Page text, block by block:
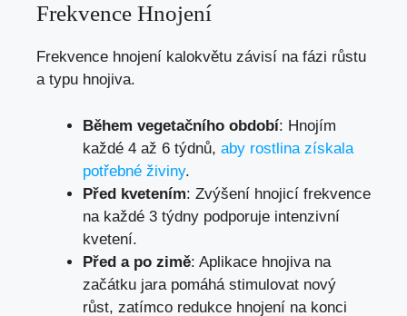
Frekvence Hnojení
Frekvence hnojení kalokvětu závisí na fázi růstu
a typu hnojiva.
Během vegetačního období: Hnojím
každé 4 až 6 týdnů, aby rostlina získala
potřebné živiny.
Před kvetením: Zvýšení hnojicí frekvence
na každé 3 týdny podporuje intenzivní
kvetení.
Před a po zimě: Aplikace hnojiva na
začátku jara pomáhá stimulovat nový
růst, zatímco redukce hnojení na konci